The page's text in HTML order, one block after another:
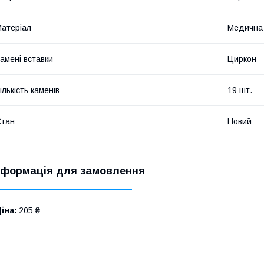
Медична
вставки Циркон
каменів 19 шт.
Новий
для замовлення
205 ₴